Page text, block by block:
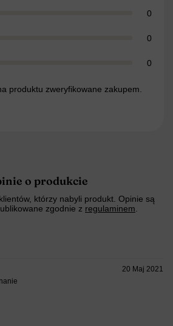
0
0
0
produktu zweryfikowane zakupem.
o produkcie
którzy nabyli produkt. Opinie są
zgodnie z regulaminem
20 Maj 2021